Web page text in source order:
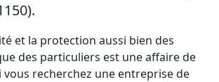
et la protection aussi bien des
des particuliers est une affaire de
vous recherchez une entreprise de